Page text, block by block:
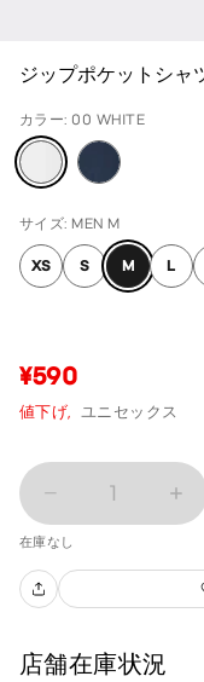
ジップポケットシャ
カラー: 00 WHITE
サイズ: MEN M
XS S M L
¥590
値下げ, ユニセックス
1
在庫なし
店舗在庫状況